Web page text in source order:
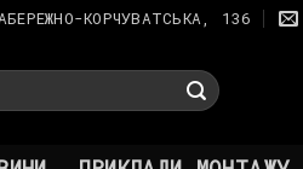
КОРЧУВАТСЬКА, 136